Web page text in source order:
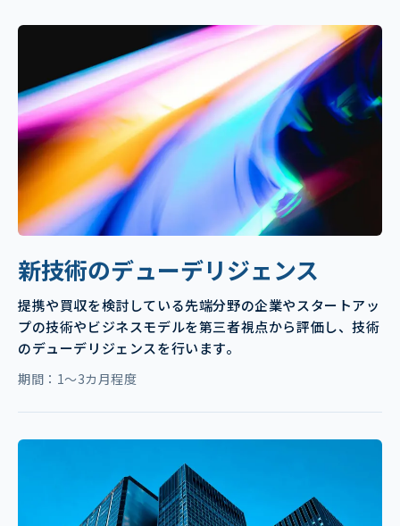
新技術のデューデリジェンス
提携や買収を検討している先端分野の企業やスタートアッ
プの技術やビジネスモデルを第三者視点から評価し、技術
のデューデリジェンスを行います。
期間：1～3カ月程度